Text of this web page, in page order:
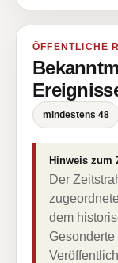
ÖFFENTLICHE
mindestens 48
Hinweis zum
Der
dem